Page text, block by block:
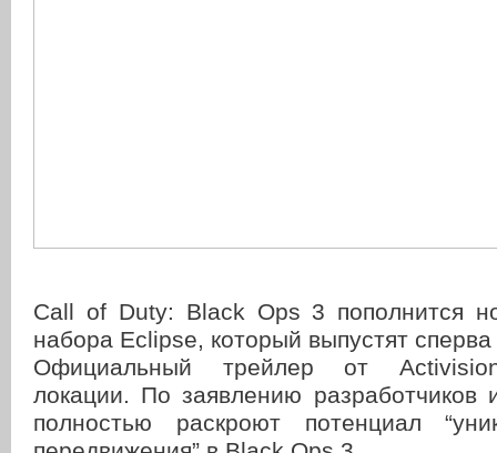
Call of Duty: Black Ops 3 пополнится
набора Eclipse, который выпустят
Официальный трейлер от
локации. По заявлению разработчиков
полностью раскроют потенциал